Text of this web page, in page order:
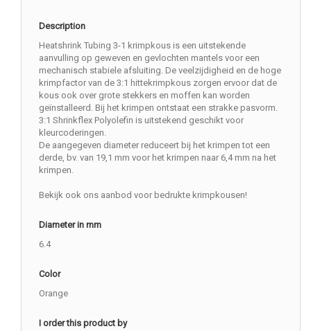
Description
Heatshrink Tubing 3-1 krimpkous is een uitstekende
aanvulling op geweven en gevlochten mantels voor een
mechanisch stabiele afsluiting. De veelzijdigheid en de hoge
krimpfactor van de 3:1 hittekrimpkous zorgen ervoor dat de
kous ook over grote stekkers en moffen kan worden
geïnstalleerd. Bij het krimpen ontstaat een strakke pasvorm.
3:1 Shrinkflex Polyolefin is uitstekend geschikt voor
kleurcoderingen.
De aangegeven diameter reduceert bij het krimpen tot een
derde, bv. van 19,1 mm voor het krimpen naar 6,4 mm na het
krimpen.
Bekijk ook ons aanbod voor bedrukte krimpkousen!
Diameter in mm
6.4
Color
Orange
I order this product by